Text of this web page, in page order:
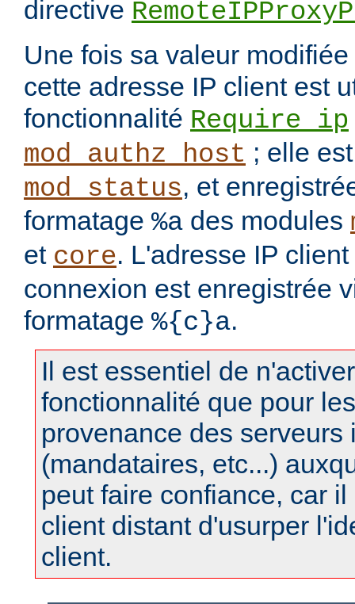
directive
Une fois sa valeur
cette adresse IP client est
fonctionnalité Require ip
mod_authz_host ; elle
mod_status, et
formatage %a des modules
et core. L'adresse IP
connexion est enregistrée
formatage %{c}a.
Il est essentiel de
fonctionnalité que pour
provenance des serveurs
(mandataires, etc...)
peut faire confiance, car
client distant d'usurper
client.